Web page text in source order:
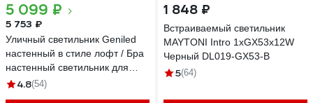
5 099 ₽
5 753 ₽
Уличный светильник Geniled
настенный в стиле лофт / Бра
настенный светильник для
дома от сети 220 В /
4.8(54)
1 848 ₽
Встраиваемый светильник
MAYTONI Intro 1хGX53x12W
Черный DL019-GX53-B
5(64)